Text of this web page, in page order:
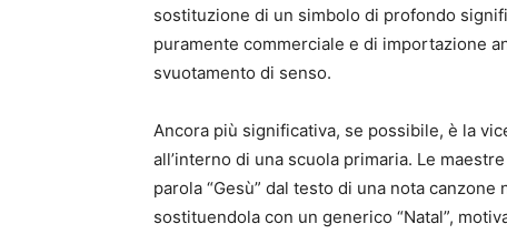
sostituzione di un simbolo di profondo
puramente commerciale e di importazione
svuotamento di senso.
Ancora più significativa, se possibile, è la
all’interno di una scuola primaria. Le
parola “Gesù” dal testo di una nota
sostituendola con un generico “Natal”,